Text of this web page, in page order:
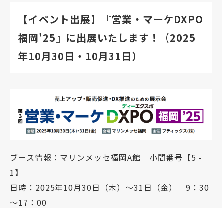
【イベント出展】『営業・マーケDXPO
福岡'25』に出展いたします！（2025
年10月30日・10月31日）
ブース情報：マリンメッセ福岡A館 小間番号【5 -
1】
日時：2025年10月30日（木）～31日（金） 9：30
～17：00